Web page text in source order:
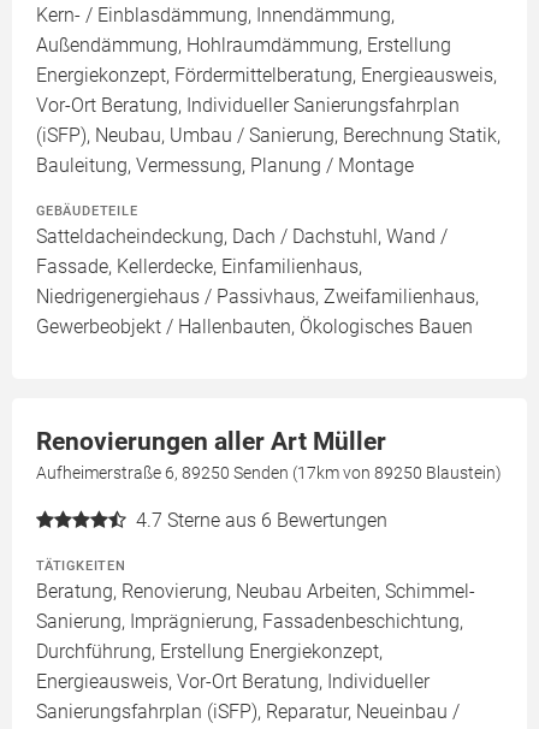
Kern- / Einblasdämmung, Innendämmung,
Außendämmung, Hohlraumdämmung, Erstellung
Energiekonzept, Fördermittelberatung, Energieausweis,
Vor-Ort Beratung, Individueller Sanierungsfahrplan
(iSFP), Neubau, Umbau / Sanierung, Berechnung Statik,
Bauleitung, Vermessung, Planung / Montage
GEBÄUDETEILE
Satteldacheindeckung, Dach / Dachstuhl, Wand /
Fassade, Kellerdecke, Einfamilienhaus,
Niedrigenergiehaus / Passivhaus, Zweifamilienhaus,
Gewerbeobjekt / Hallenbauten, Ökologisches Bauen
Renovierungen aller Art Müller
Aufheimerstraße 6, 89250 Senden (17km von 89250 Blaustein)
4.7 Sterne aus 6 Bewertungen
TÄTIGKEITEN
Beratung, Renovierung, Neubau Arbeiten, Schimmel-
Sanierung, Imprägnierung, Fassadenbeschichtung,
Durchführung, Erstellung Energiekonzept,
Energieausweis, Vor-Ort Beratung, Individueller
Sanierungsfahrplan (iSFP), Reparatur, Neueinbau /